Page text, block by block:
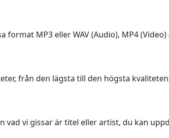
MP3 eller WAV (Audio), MP4 (Video)
från den lägsta till den högsta
vad vi gissar är titel eller artist, du kan